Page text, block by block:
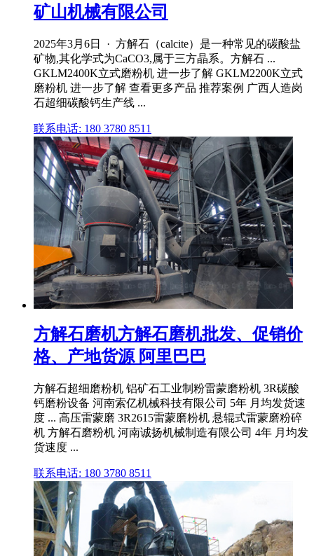
矿山机械有限公司
2025年3月6日 · 方解石（calcite）是一种常见的碳酸盐
矿物,其化学式为CaCO3,属于三方晶系。方解石 ...
GKLM2400K立式磨粉机 进一步了解 GKLM2200K立式
磨粉机 进一步了解 查看更多产品 推荐案例 广西人造岗
石超细碳酸钙生产线 ...
联系电话: 180 3780 8511
方解石磨机方解石磨机批发、促销价
格、产地货源 阿里巴巴
方解石超细磨粉机 铝矿石工业制粉雷蒙磨粉机 3R碳酸
钙磨粉设备 河南索亿机械科技有限公司 5年 月均发货速
度 ... 高压雷蒙磨 3R2615雷蒙磨粉机 悬辊式雷蒙磨粉碎
机 方解石磨粉机 河南诚扬机械制造有限公司 4年 月均发
货速度 ...
联系电话: 180 3780 8511